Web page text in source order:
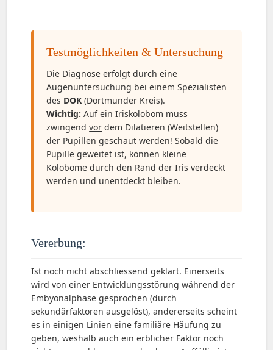
Testmöglichkeiten & Untersuchung
Die Diagnose erfolgt durch eine
Augenuntersuchung bei einem Spezialisten
des DOK (Dortmunder Kreis).
Wichtig: Auf ein Iriskolobom muss
zwingendvor dem Dilatieren (Weitstellen)
der Pupillen geschaut werden! Sobald die
Pupille geweitet ist, können kleine
Kolobome durch den Rand der Iris verdeckt
werden und unentdeckt bleiben.
Vererbung:
Ist noch nicht abschliessend geklärt. Einerseits
wird von einer Entwicklungsstörung während der
Embyonalphase gesprochen (durch
sekundärfaktoren ausgelöst), andererseits scheint
es in einigen Linien eine familiäre Häufung zu
geben, weshalb auch ein erblicher Faktor noch